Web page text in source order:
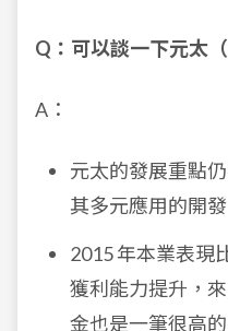
Q：可以談一下元太
A：
元太的發展重點
其多元應用的開發
2015 年本業表現
獲利能力提升，
金也是一筆很高的